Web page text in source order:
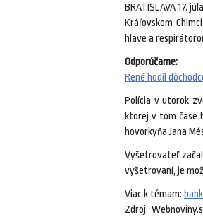
BRATISLAVA 17.
Kráľovskom
hlave a
Odporúčame:
René hodil
Polícia v utorok
ktorej v tom čase
hovorkyňa Jana
Vyšetrovateľ
vyšetrovaní, je
Viac k témam:
Zdroj: